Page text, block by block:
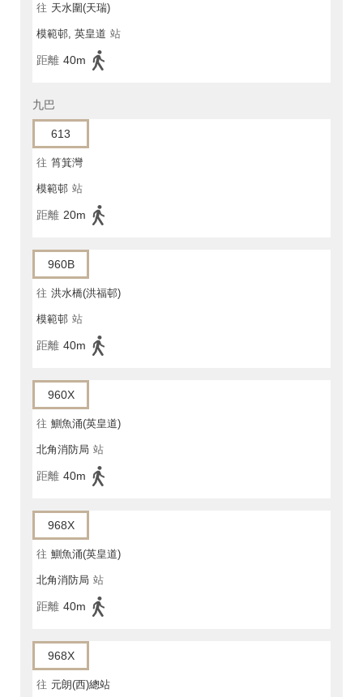
往 天水圍(天瑞)
模範邨, 英皇道 站
距離 40m
九巴
613
往 筲箕灣
模範邨 站
距離 20m
960B
往 洪水橋(洪福邨)
模範邨 站
距離 40m
960X
往 鰂魚涌(英皇道)
北角消防局 站
距離 40m
968X
往 鰂魚涌(英皇道)
北角消防局 站
距離 40m
968X
往 元朗(西)總站